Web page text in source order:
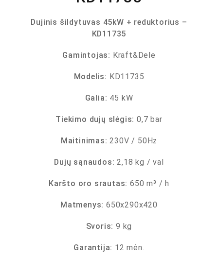
Dujinis šildytuvas 45kW + reduktorius –
KD11735
Gamintojas: Kraft&Dele
Modelis: KD11735
Galia: 45 kW
Tiekimo dujų slėgis: 0,7 bar
Maitinimas: 230V / 50Hz
Dujų sąnaudos: 2,18 kg / val
Karšto oro srautas: 650 m³ / h
Matmenys: 650x290x420
Svoris: 9 kg
Garantija: 12 mėn.